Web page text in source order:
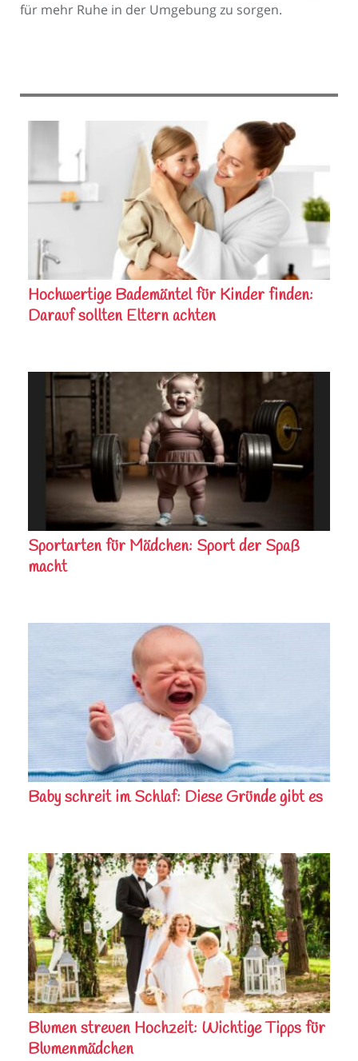
für mehr Ruhe in der Umgebung zu sorgen.
Hochwertige Bademäntel für Kinder finden:
Darauf sollten Eltern achten
Sportarten für Mädchen: Sport der Spaß
macht
Baby schreit im Schlaf: Diese Gründe gibt es
Blumen streuen Hochzeit: Wichtige Tipps für
Blumenmädchen